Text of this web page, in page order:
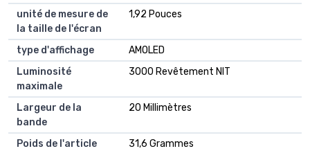
unité de mesure de
la taille de l'écran
1,92 Pouces
type d'affichage
AMOLED
Luminosité
maximale
3000 Revêtement NIT
Largeur de la
bande
20 Millimètres
Poids de l'article 31,6 Grammes